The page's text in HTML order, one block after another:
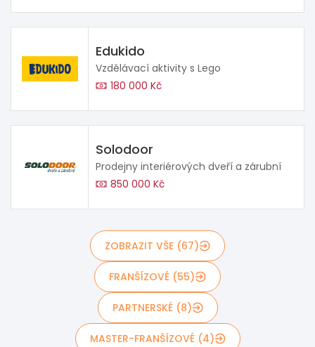
Edukido
Vzdělávací aktivity s Lego
180 000 Kč
Solodoor
Prodejny interiérových dveří a zárubní
850 000 Kč
ZOBRAZIT VŠE (67)
FRANŠÍZOVÉ (55)
PARTNERSKÉ (8)
MASTER-FRANŠÍZOVÉ (4)